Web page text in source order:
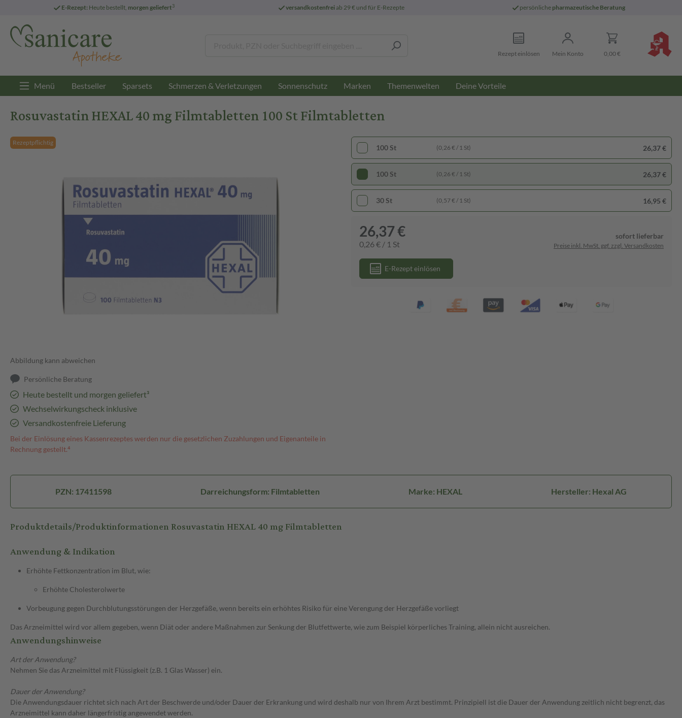
E-Rezept: Heute bestellt, morgen geliefert3 versandkostenfreiab 29 € und für E-Rezepte persönliche pharmazeutische Beratung
Rezept einlösen Mein Konto 0,00 €
Menü Bestseller Sparsets Schmerzen & Verletzungen Sonnenschutz Marken Themenwelten Deine Vorteile
Rosuvastatin HEXAL 40 mg Filmtabletten 100 St Filmtabletten
Rezeptpflichtig
Abbildung kann abweichen
Persönliche Beratung
Heute bestellt und morgen geliefert³
Wechselwirkungscheck inklusive
Versandkostenfreie Lieferung
Bei der Einlösung eines Kassenrezeptes werden nur die gesetzlichen Zuzahlungen und Eigenanteile in
Rechnung gestellt.⁴
100 St (0,26 € / 1 St) 26,37 €
100 St (0,26 € / 1 St) 26,37 €
30 St (0,57 € / 1 St) 16,95 €
26,37 €
0,26 € / 1 St
sofort lieferbar
Preise inkl. MwSt. ggf. zzgl. Versandkosten
E-Rezept einlösen
PZN: 17411598 Darreichungsform: Filmtabletten Marke: HEXAL Hersteller: Hexal AG
Produktdetails/Produktinformationen Rosuvastatin HEXAL 40 mg Filmtabletten
Anwendung & Indikation
Erhöhte Fettkonzentration im Blut, wie:
Erhöhte Cholesterolwerte
Vorbeugung gegen Durchblutungsstörungen der Herzgefäße, wenn bereits ein erhöhtes Risiko für eine Verengung der Herzgefäße vorliegt
Das Arzneimittel wird vor allem gegeben, wenn Diät oder andere Maßnahmen zur Senkung der Blutfettwerte, wie zum Beispiel körperliches Training, allein nicht ausreichen.
Anwendungshinweise
Art der Anwendung?
Nehmen Sie das Arzneimittel mit Flüssigkeit (z.B. 1 Glas Wasser) ein.
Dauer der Anwendung?
Die Anwendungsdauer richtet sich nach Art der Beschwerde und/oder Dauer der Erkrankung und wird deshalb nur von Ihrem Arzt bestimmt. Prinzipiell ist die Dauer der Anwendung zeitlich nicht begrenzt, das
Arzneimittel kann daher längerfristig angewendet werden.